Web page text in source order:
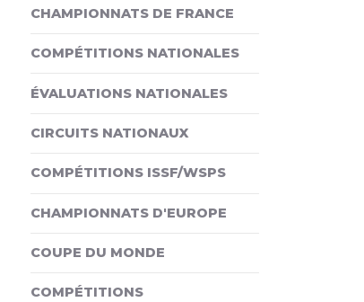
CHAMPIONNATS DE FRANCE
COMPÉTITIONS NATIONALES
ÉVALUATIONS NATIONALES
CIRCUITS NATIONAUX
COMPÉTITIONS ISSF/WSPS
CHAMPIONNATS D'EUROPE
COUPE DU MONDE
COMPÉTITIONS